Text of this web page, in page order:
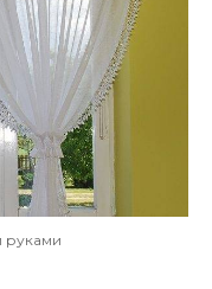
руками